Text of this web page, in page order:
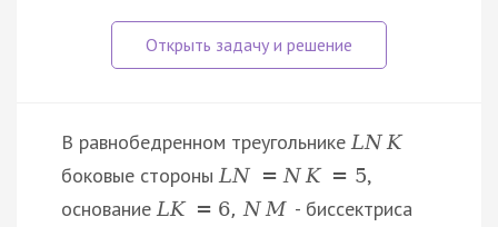
В равнобедренном треугольникеLN K
боковые стороныLN = N K = 5,
основаниеLK = 6, N M - биссектриса